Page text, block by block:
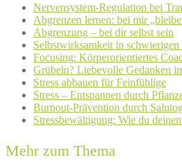
Nervensystem-Regulation bei
Abgrenzen lernen: bei mir
Abgrenzung – bei dir selbst sein
Selbstwirksamkeit in schwierigen
Focusing: Körperorientiertes
Grübeln? Liebevolle Gedanken
Stress abbauen für Feinfühlige
Stress – Entspannen durch
Burnout-Prävention durch
Stressbewältigung: Wie du
Mehr zum Thema